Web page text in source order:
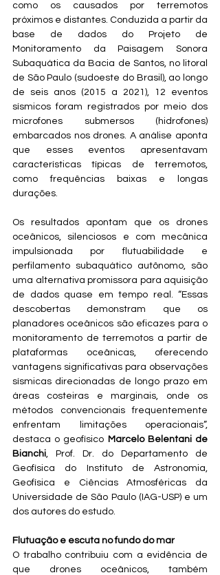
como os causados por terremotos
próximos e distantes. Conduzida a partir da
base de dados do Projeto de
Monitoramento da Paisagem Sonora
Subaquática da Bacia de Santos, no litoral
de São Paulo (sudoeste do Brasil), ao longo
de seis anos (2015 a 2021), 12 eventos
sísmicos foram registrados por meio dos
microfones submersos (hidrofones)
embarcados nos drones. A análise aponta
que esses eventos apresentavam
características típicas de terremotos,
como frequências baixas e longas
durações.
Os resultados apontam que os drones
oceânicos, silenciosos e com mecânica
impulsionada por flutuabilidade e
perfilamento subaquático autônomo, são
uma alternativa promissora para aquisição
de dados quase em tempo real. “Essas
descobertas demonstram que os
planadores oceânicos são eficazes para o
monitoramento de terremotos a partir de
plataformas oceânicas, oferecendo
vantagens significativas para observações
sísmicas direcionadas de longo prazo em
áreas costeiras e marginais, onde os
métodos convencionais frequentemente
enfrentam limitações operacionais”,
destaca o geofísico Marcelo Belentani de
Bianchi, Prof. Dr. do Departamento de
Geofísica do Instituto de Astronomia,
Geofísica e Ciências Atmosféricas da
Universidade de São Paulo (IAG-USP) e um
dos autores do estudo.
Flutuação e escuta no fundo do mar
O trabalho contribuiu com a evidência de
que drones oceânicos, também